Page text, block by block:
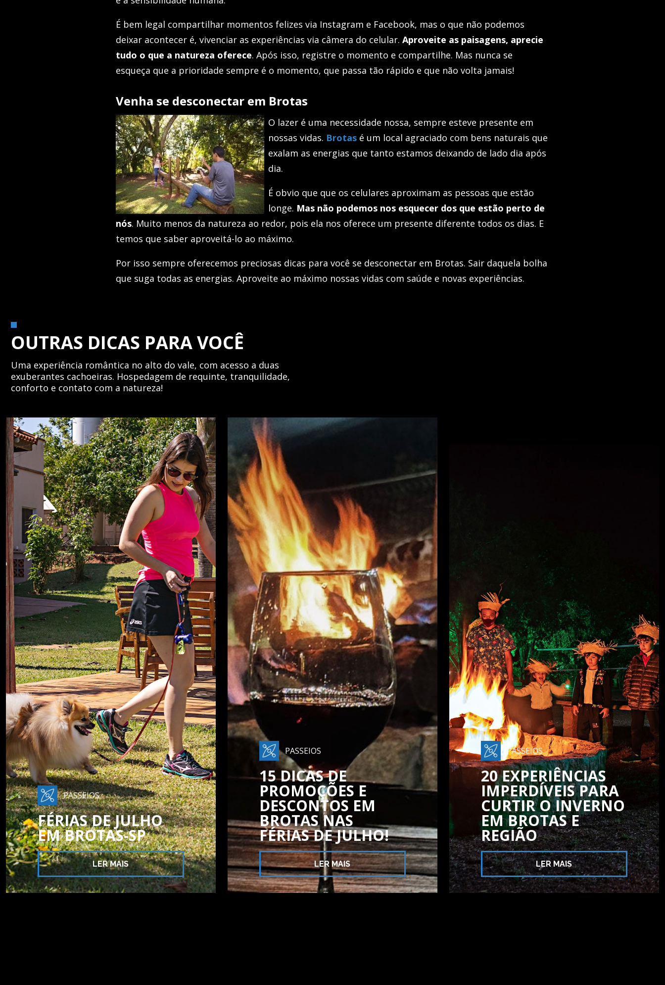
É bem legal compartilhar momentos felizes via Instagram e Facebook, mas o que não podemos
deixar acontecer é, vivenciar as experiências via câmera do celular. Aproveite as paisagens, aprecie
tudo o que a natureza oferece. Após isso, registre o momento e compartilhe. Mas nunca se
esqueça que a prioridade sempre é o momento, que passa tão rápido e que não volta jamais!
Venha se desconectar em Brotas
O lazer é uma necessidade nossa, sempre esteve presente em
nossas vidas. Brotas é um local agraciado com bens naturais que
exalam as energias que tanto estamos deixando de lado dia após
dia.
É obvio que que os celulares aproximam as pessoas que estão
longe. Mas não podemos nos esquecer dos que estão perto de
nós. Muito menos da natureza ao redor, pois ela nos oferece um presente diferente todos os dias. E
temos que saber aproveitá-lo ao máximo.
Por isso sempre oferecemos preciosas dicas para você se desconectar em Brotas. Sair daquela bolha
que suga todas as energias. Aproveite ao máximo nossas vidas com saúde e novas experiências.
OUTRAS DICAS PARA VOCÊ
Uma experiência romântica no alto do vale, com acesso a duas
exuberantes cachoeiras. Hospedagem de requinte, tranquilidade,
conforto e contato com a natureza!
PASSEIOS
FÉRIAS DE JULHO
EM BROTAS-SP
LER MAIS
PASSEIOS
15 DICAS DE
PROMOÇÕES E
DESCONTOS EM
BROTAS NAS
FÉRIAS DE JULHO!
LER MAIS
PASSEIOS
20 EXPERIÊNCIAS
IMPERDÍVEIS PARA
CURTIR O INVERNO
EM BROTAS E
REGIÃO
LER MAIS